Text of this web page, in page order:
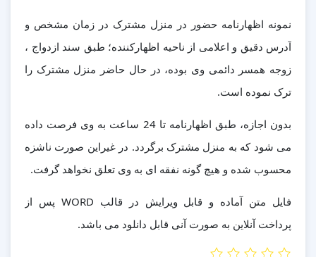
نمونه اظهارنامه حضور در منزل مشترک در زمان مشخص و
آدرس دقیق و اعلامی از ناحیه اظهارکننده؛ طبق سند ازدواج ،
زوجه همسر دائمی وی بوده، در حال حاضر منزل مشترک را
ترک نموده است.
بدون اجازه، طبق اظهارنامه تا 24 ساعت به وی فرصت داده
می شود که به منزل مشترک برگردد. در غیراین صورت ناشزه
محسوب شده و هیچ گونه نفقه ای به وی تعلق نخواهد گرفت.
فایل متن آماده و قابل ویرایش در قالب WORD پس از
پرداخت آنلاین به صورت آنی قابل دانلود می باشد.